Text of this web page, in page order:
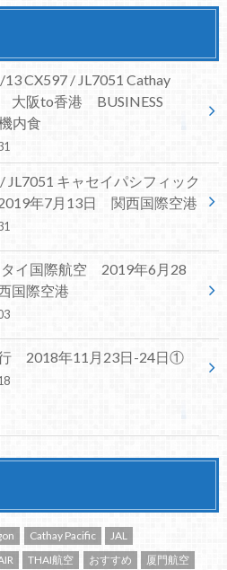
CX597 / JL7051 Cathay
大阪to香港 BUSINESS
内食
JL7051 キャセイパシフィック
年7月13日 関西国際空港
タイ国際航空 2019年6月28
国際空港
2018年11月23日-24日①
Cathay Pacific
JAL
THAI航空 おすすめ 厦門航空